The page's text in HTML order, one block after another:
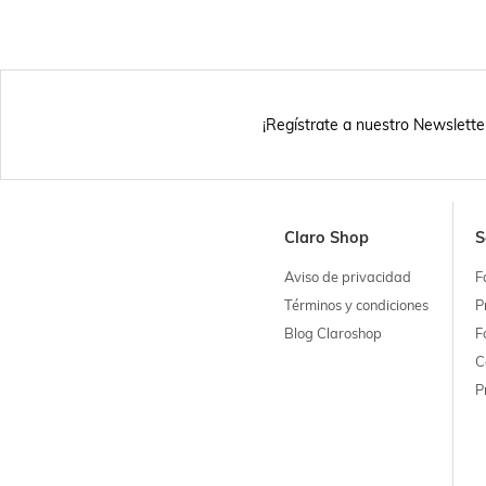
¡Regístrate a nuestro
Claro Shop
Aviso de privacidad
Términos y condiciones
Blog Claroshop